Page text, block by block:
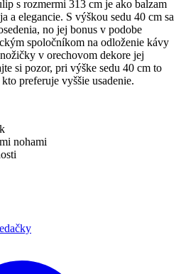
s rozmermi 313 cm je ako balzam
a elegancie. S výškou sedu 40 cm sa
no jej bonus v podobe
spoločníkom na odloženie kávy
v orechovom dekore jej
si pozor, pri výške sedu 40 cm to
preferuje vyššie usadenie.
nohami